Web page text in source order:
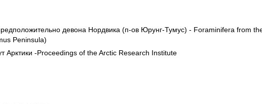
девона Нордвика (п-ов Юрунг-Тумус) - Foraminifera from
Peninsula)
Арктики -Proceedings of the Arctic Research Institute